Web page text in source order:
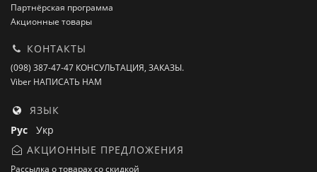
Партнёрская программа
Акционные товары
КОНТАКТЫ
(098) 387-47-47 КОНСУЛЬТАЦИЯ, ЗАКАЗЫ.
Viber НАПИСАТЬ НАМ
ЯЗЫК
Рус Укр
АКЦИОННЫЕ ПРЕДЛОЖЕНИЯ
Рассылка о товарах со скидкой